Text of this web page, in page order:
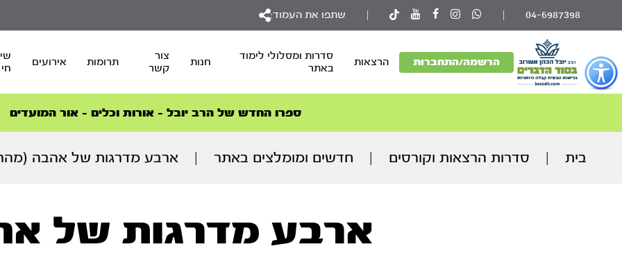
כפתור
לפתיחת
תפריט
נגישות
04-6987398 שתפו את העמוד:
הרשמה/התחברות הרצאות
סדרות ומסלולי לימוד
באתר
חנות
צור
קשר
תרומות אירועים
חי
סדרות הפודקאסטים
הסדרה המובילה החודש – דרך המלך
ספרו החדש של הרב יובל – אורות וכלים – אור המועדים
הצטרפו למהפכת הבריאות הטבעית >
סדרות הפודקאסטים
הסדרה המובילה החודש – דרך המלך
בית סדרות הרצאות וקורסים חדשים ומומלצים באתר ארבע מדרגות של אהבה (מהרצליה
ארבע מדרגות של